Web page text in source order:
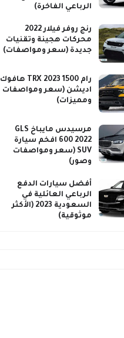
الرباعي الفاخرة)
رنج روفر فيلار 2022
محركات هجينة وتقنيات
جديدة (سعر ومواصفات)
رام 1500 TRX 2023 هافوك
اديشن (سعر ومواصفات
ومميزات)
مرسيدس مايباخ GLS
600 2022 افخم سيارة
SUV (سعر ومواصفات
وصور)
أفضل سيارات الدفع
الرباعي العائلية في
السعودية 2023 (الأكثر
موثوقية)